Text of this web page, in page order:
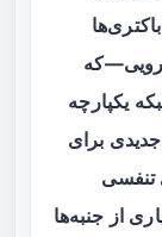
یکپارچه
برای
تنفسی
از جنبه‌ها